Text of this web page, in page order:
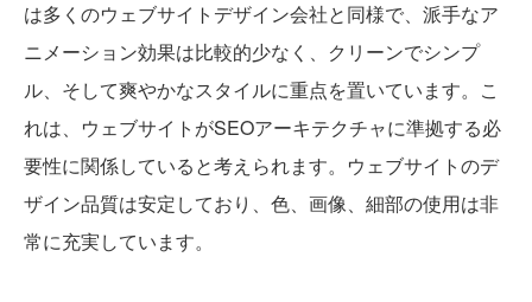
は多くのウェブサイトデザイン会社と同様で、派手なア
ニメーション効果は比較的少なく、クリーンでシンプ
ル、そして爽やかなスタイルに重点を置いています。こ
れは、ウェブサイトがSEOアーキテクチャに準拠する必
要性に関係していると考えられます。ウェブサイトのデ
ザイン品質は安定しており、色、画像、細部の使用は非
常に充実しています。